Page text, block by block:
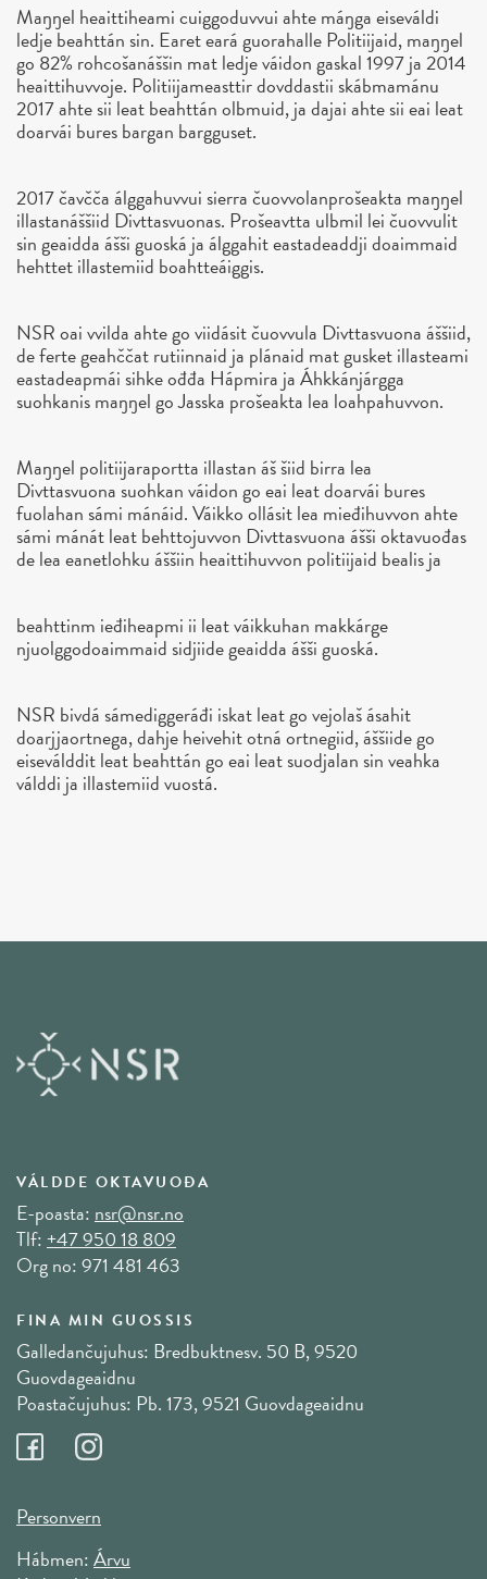
Maŋŋel heaittiheami cuiggoduvvui ahte máŋga eiseváldi
ledje beahttán sin. Earet eará guorahalle Politiijaid, maŋŋel
go 82% rohcošanáššin mat ledje váidon gaskal 1997 ja 2014
heaittihuvvoje. Politiijameasttir dovddastii skábmamánu
2017 ahte sii leat beahttán olbmuid, ja dajai ahte sii eai leat
doarvái bures bargan bargguset.
2017 čavčča álggahuvvui sierra čuovvolanprošeakta maŋŋel
illastanáššiid Divttasvuonas. Prošeavtta ulbmil lei čuovvulit
sin geaidda ášši guoská ja álggahit eastadeaddji doaimmaid
hehttet illastemiid boahtteáiggis.
NSR oai vvilda ahte go viidásit čuovvula Divttasvuona áššiid,
de ferte geahččat rutiinnaid ja plánaid mat gusket illasteami
eastadeapmái sihke ođđa Hápmira ja Áhkkánjárgga
suohkanis maŋŋel go Jasska prošeakta lea loahpahuvvon.
Maŋŋel politiijaraportta illastan áš šiid birra lea
Divttasvuona suohkan váidon go eai leat doarvái bures
fuolahan sámi mánáid. Váikko ollásit lea mieđihuvvon ahte
sámi mánát leat behttojuvvon Divttasvuona ášši oktavuođas
de lea eanetlohku áššiin heaittihuvvon politiijaid bealis ja
beahttinm ieđiheapmi ii leat váikkuhan makkárge
njuolggodoaimmaid sidjiide geaidda ášši guoská.
NSR bivdá sámediggeráđi iskat leat go vejolaš ásahit
doarjjaortnega, dahje heivehit otná ortnegiid, áššiide go
eiseválddit leat beahttán go eai leat suodjalan sin veahka
válddi ja illastemiid vuostá.
VÁLDDE OKTAVUOĐA
E-poasta: nsr@nsr.no
Tlf:+47 950 18 809
Org no: 971 481 463
FINA MIN GUOSSIS
Galledančujuhus: Bredbuktnesv. 50 B, 9520
Guovdageaidnu
Poastačujuhus: Pb. 173, 9521 Guovdageaidnu
Personvern
Hábmen:Árvu